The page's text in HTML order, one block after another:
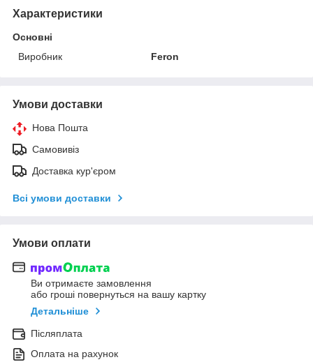
Характеристики
Основні
Виробник
Feron
Умови доставки
Нова Пошта
Самовивіз
Доставка кур'єром
Всі умови доставки
Умови оплати
Ви отримаєте замовлення
або гроші повернуться на вашу картку
Детальніше
Післяплата
Оплата на рахунок